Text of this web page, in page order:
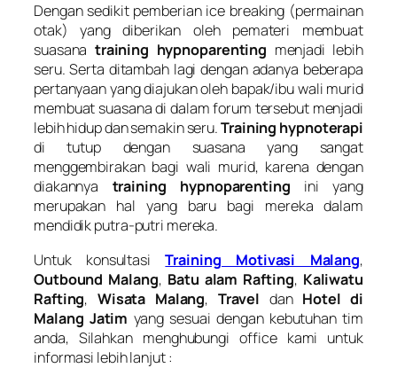
Dengan sedikit pemberian ice breaking (permainan
otak) yang diberikan oleh pemateri membuat
suasana training hypnoparenting menjadi lebih
seru. Serta ditambah lagi dengan adanya beberapa
pertanyaan yang diajukan oleh bapak/ibu wali murid
membuat suasana di dalam forum tersebut menjadi
lebih hidup dan semakin seru.Training hypnoterapi
di tutup dengan suasana yang sangat
menggembirakan bagi wali murid, karena dengan
diakannya training hypnoparenting ini yang
merupakan hal yang baru bagi mereka dalam
mendidik putra-putri mereka.
Untuk konsultasi
Training Motivasi Malang,
Outbound Malang, Batu alam Rafting, Kaliwatu
Rafting, Wisata Malang, Travel dan Hotel di
Malang Jatim yang sesuai dengan kebutuhan tim
anda, Silahkan menghubungi office kami untuk
informasi lebih lanjut :